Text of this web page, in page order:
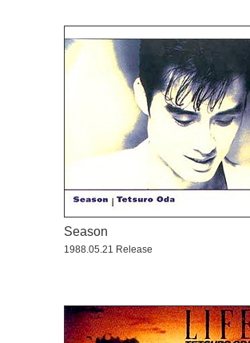
Season
1988.05.21 Release